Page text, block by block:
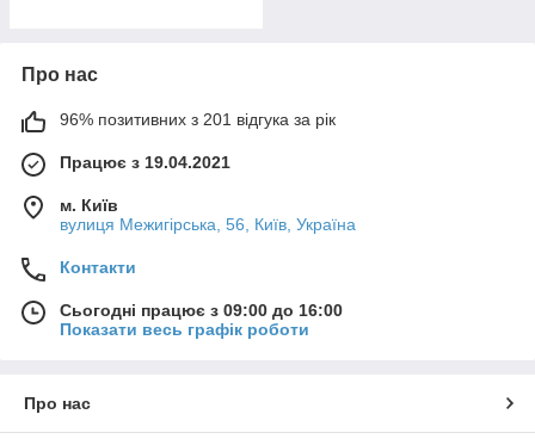
Про нас
96% позитивних з 201 відгука за рік
Працює з 19.04.2021
м. Київ
вулиця Межигірська, 56, Київ, Україна
Контакти
Сьогодні працює з 09:00 до 16:00
Показати весь графік роботи
Про нас